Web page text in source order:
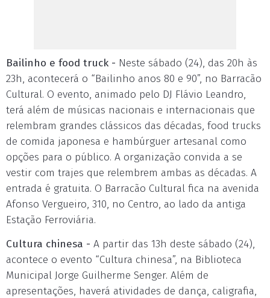
Bailinho e food truck - Neste sábado (24), das 20h às
23h, acontecerá o “Bailinho anos 80 e 90”, no Barracão
Cultural. O evento, animado pelo DJ Flávio Leandro,
terá além de músicas nacionais e internacionais que
relembram grandes clássicos das décadas, food trucks
de comida japonesa e hambúrguer artesanal como
opções para o público. A organização convida a se
vestir com trajes que relembrem ambas as décadas. A
entrada é gratuita. O Barracão Cultural fica na avenida
Afonso Vergueiro, 310, no Centro, ao lado da antiga
Estação Ferroviária.
Cultura chinesa - A partir das 13h deste sábado (24),
acontece o evento “Cultura chinesa”, na Biblioteca
Municipal Jorge Guilherme Senger. Além de
apresentações, haverá atividades de dança, caligrafia,